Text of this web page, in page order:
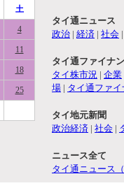
土
4
11
18
25
タイ通ニュース
政治 | 経済 | 社会
タイ通ファイナ
タイ株市況 | 企業
場 | タイ通ファ
タイ地元新聞
政治経済 | 社会 |
ニュース全て
タイ通ニュース